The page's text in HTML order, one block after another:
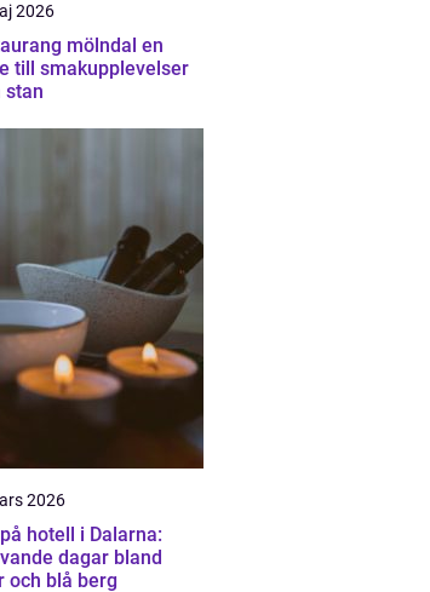
2026
mölndal en
till smakupplevelser
stan
2026
hotell i Dalarna:
dagar bland
och blå berg